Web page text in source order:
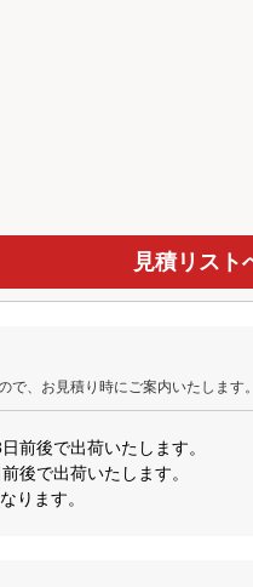
で、お見積り時にご案内いたします。
前後で出荷いたします。
後で出荷いたします。
ります。